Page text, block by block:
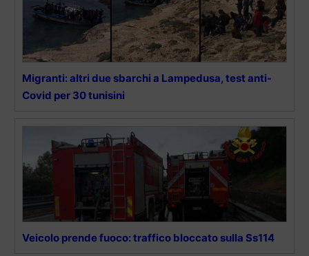
Migranti: altri due sbarchi a Lampedusa, test anti-
Covid per 30 tunisini
Veicolo prende fuoco: traffico bloccato sulla Ss114